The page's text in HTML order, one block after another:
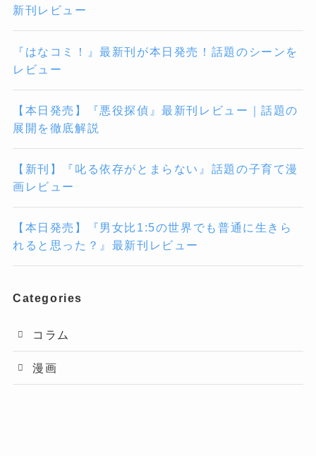
新刊レビュー
『はなコミ！』最新刊が本日発売！話題のシーンを
レビュー
【本日発売】『悪役探偵』最新刊レビュー｜話題の
展開を徹底解説
【新刊】『叱る依存がとまらない』話題の子育て漫
画レビュー
【本日発売】『男女比1:5の世界でも普通に生きら
れると思った？』最新刊レビュー
Categories
コラム
漫画